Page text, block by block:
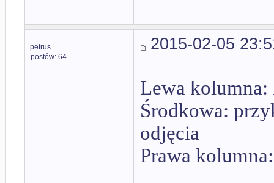
petrus
postów: 64
2015-02-05
Lewa
Środkowa:
odjęcia
Prawa